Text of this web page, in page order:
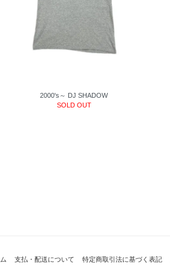
2000's～ DJ SHADOW
SOLD OUT
支払・配送について 特定商取引法に基づく表記